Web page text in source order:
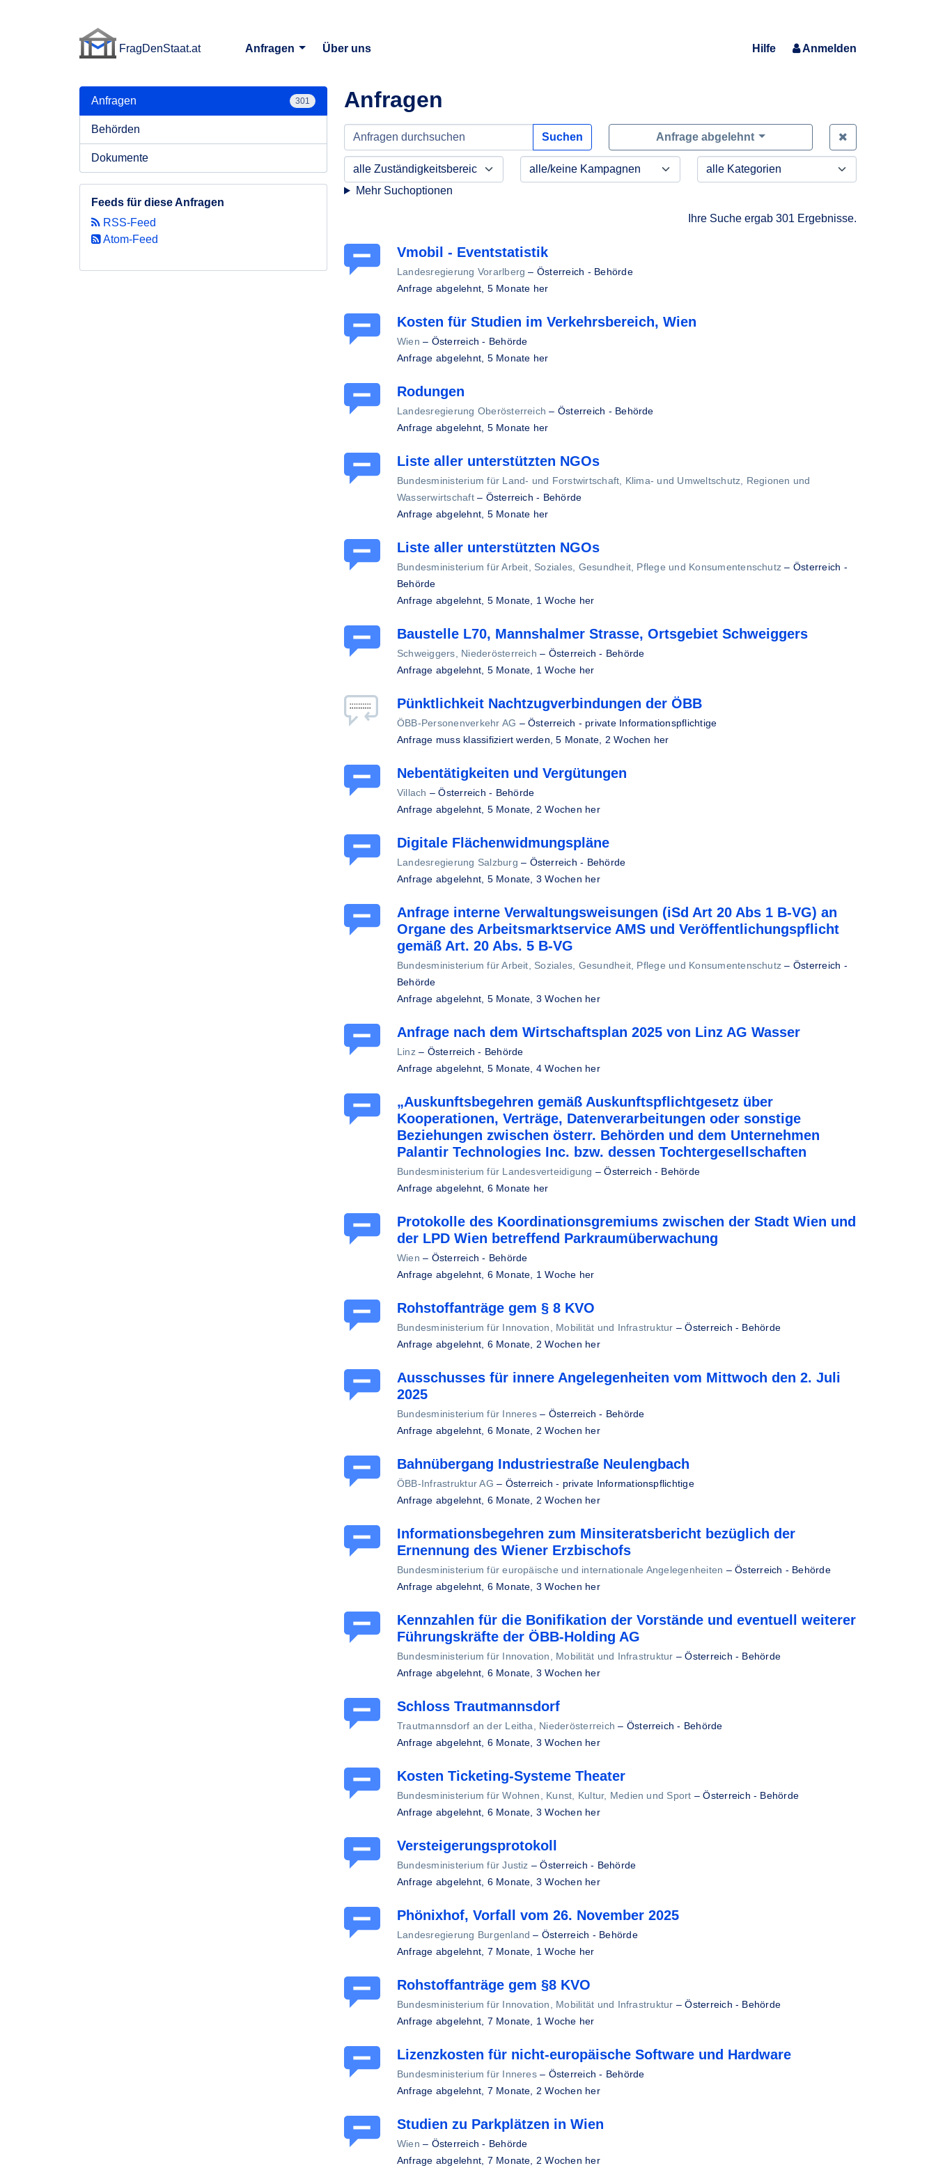
FragDenStaat.at
Anfragen
Über uns Hilfe Anmelden
Anfragen
Suchen Anfrage abgelehnt
Mehr Suchoptionen
Ihre Suche ergab 301 Ergebnisse.
Vmobil - Eventstatistik
Landesregierung Vorarlberg – Österreich - Behörde
Anfrage abgelehnt, 5 Monate her
Kosten für Studien im Verkehrsbereich, Wien
Wien – Österreich - Behörde
Anfrage abgelehnt, 5 Monate her
Rodungen
Landesregierung Oberösterreich – Österreich - Behörde
Anfrage abgelehnt, 5 Monate her
Liste aller unterstützten NGOs
Bundesministerium für Land- und Forstwirtschaft, Klima- und Umweltschutz, Regionen und
Wasserwirtschaft– Österreich - Behörde
Anfrage abgelehnt, 5 Monate her
Liste aller unterstützten NGOs
Bundesministerium für Arbeit, Soziales, Gesundheit, Pflege und Konsumentenschutz – Österreich -
Behörde
Anfrage abgelehnt, 5 Monate, 1 Woche her
Baustelle L70, Mannshalmer Strasse, Ortsgebiet Schweiggers
Schweiggers, Niederösterreich – Österreich - Behörde
Anfrage abgelehnt, 5 Monate, 1 Woche her
Pünktlichkeit Nachtzugverbindungen der ÖBB
ÖBB-Personenverkehr AG –Österreich - private Informationspflichtige
Anfrage muss klassifiziert werden,5 Monate, 2 Wochen her
Nebentätigkeiten und Vergütungen
Villach –Österreich - Behörde
Anfrage abgelehnt, 5 Monate, 2 Wochen her
Digitale Flächenwidmungspläne
Landesregierung Salzburg – Österreich - Behörde
Anfrage abgelehnt, 5 Monate, 3 Wochen her
Anfrage interne Verwaltungsweisungen (iSd Art 20 Abs 1 B-VG) an
Organe des Arbeitsmarktservice AMS und Veröffentlichungspflicht
gemäß Art. 20 Abs. 5 B-VG
Bundesministerium für Arbeit, Soziales, Gesundheit, Pflege und Konsumentenschutz – Österreich -
Behörde
Anfrage abgelehnt, 5 Monate, 3 Wochen her
Anfrage nach dem Wirtschaftsplan 2025 von Linz AG Wasser
Linz– Österreich - Behörde
Anfrage abgelehnt, 5 Monate, 4 Wochen her
„Auskunftsbegehren gemäß Auskunftspflichtgesetz über
Kooperationen, Verträge, Datenverarbeitungen oder sonstige
Beziehungen zwischen österr. Behörden und dem Unternehmen
Palantir Technologies Inc. bzw. dessen Tochtergesellschaften
Bundesministerium für Landesverteidigung –Österreich - Behörde
Anfrage abgelehnt, 6 Monate her
Protokolle des Koordinationsgremiums zwischen der Stadt Wien und
der LPD Wien betreffend Parkraumüberwachung
Wien – Österreich - Behörde
Anfrage abgelehnt, 6 Monate, 1 Woche her
Rohstoffanträge gem § 8 KVO
Bundesministerium für Innovation, Mobilität und Infrastruktur –Österreich - Behörde
Anfrage abgelehnt, 6 Monate, 2 Wochen her
Ausschusses für innere Angelegenheiten vom Mittwoch den 2. Juli
2025
Bundesministerium für Inneres– Österreich - Behörde
Anfrage abgelehnt, 6 Monate, 2 Wochen her
Bahnübergang Industriestraße Neulengbach
ÖBB-Infrastruktur AG – Österreich - private Informationspflichtige
Anfrage abgelehnt, 6 Monate, 2 Wochen her
Informationsbegehren zum Minsiteratsbericht bezüglich der
Ernennung des Wiener Erzbischofs
Bundesministerium für europäische und internationale Angelegenheiten –Österreich - Behörde
Anfrage abgelehnt, 6 Monate, 3 Wochen her
Kennzahlen für die Bonifikation der Vorstände und eventuell weiterer
Führungskräfte der ÖBB-Holding AG
Bundesministerium für Innovation, Mobilität und Infrastruktur –Österreich - Behörde
Anfrage abgelehnt, 6 Monate, 3 Wochen her
Schloss Trautmannsdorf
Trautmannsdorf an der Leitha, Niederösterreich – Österreich - Behörde
Anfrage abgelehnt, 6 Monate, 3 Wochen her
Kosten Ticketing-Systeme Theater
Bundesministerium für Wohnen, Kunst, Kultur, Medien und Sport –Österreich - Behörde
Anfrage abgelehnt, 6 Monate, 3 Wochen her
Versteigerungsprotokoll
Bundesministerium für Justiz –Österreich - Behörde
Anfrage abgelehnt, 6 Monate, 3 Wochen her
Phönixhof, Vorfall vom 26. November 2025
Landesregierung Burgenland – Österreich - Behörde
Anfrage abgelehnt, 7 Monate, 1 Woche her
Rohstoffanträge gem §8 KVO
Bundesministerium für Innovation, Mobilität und Infrastruktur –Österreich - Behörde
Anfrage abgelehnt, 7 Monate, 1 Woche her
Lizenzkosten für nicht-europäische Software und Hardware
Bundesministerium für Inneres– Österreich - Behörde
Anfrage abgelehnt, 7 Monate, 2 Wochen her
Studien zu Parkplätzen in Wien
Wien – Österreich - Behörde
Anfrage abgelehnt, 7 Monate, 2 Wochen her
Anfragen 301
Behörden
Dokumente
Feeds für diese Anfragen
RSS-Feed
Atom-Feed